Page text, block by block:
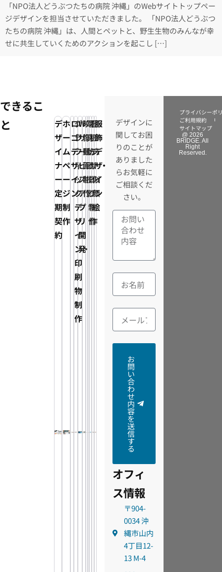
「NPO法人どうぶつたちの病院 沖縄」のWebサイトトップペー
ジデザインを担当させていただきました。 「NPO法人どうぶつ
たちの病院 沖縄」は、人間とペットと、野生生物のみんなが幸
せに共生していくためのアクションを起こし […]
できるこ
と
デ
ザ
イ
ナ
ー
定
期
契
約
グ
ラ
フ
ィ
ッ
ク
デ
ザ
イ
ン・
印
刷
物
制
作
ロ
ゴ
デ
ザ
イ
ン
ホ
ー
ム
ペ
ー
ジ
制
作
Web
サ
ー
ビ
ス・
ア
プ
リ
開
発
映
像・
動
画
制
作
写
真・
動
画
撮
影
電
子
カ
タ
ロ
グ
制
作
看
板
デ
ザ
イ
ン
制
作
イ
ラ
ス
ト・
似
顔
絵
服
飾
デ
ザ
イ
ン
デザインに
関してお困
りのことが
ありました
らお気軽に
ご相談くだ
さい。
お
問
い
合
わ
せ
内
容
を
送
信
す
る
オフィ
ス情報
〒904-
0034 沖
縄市山内
4丁目12-
13 M-4
@ 2026
BRIDGE. All
Right
Reserved.
プライバシーポ
ご利用規約
サイトマップ